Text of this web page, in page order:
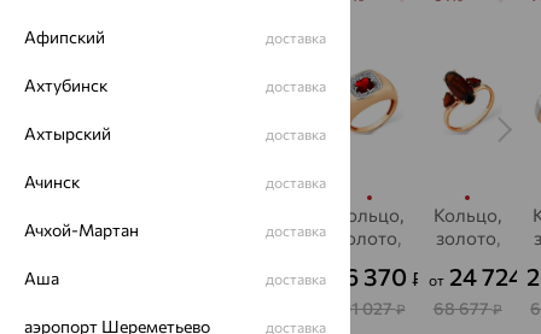
золото,
41 319
золото,
12 200
Кольцо,
золото,
MAGIC
STONES
36 370 ₽
101 027₽
Кольцо,
золото,
MAGIC
STONES
от 24 724 ₽
68 677₽
Афипский доставка
Ахтубинск доставка
Ахтырский доставка
Ачинск доставка
Ачхой-Мартан доставка
Аша доставка
аэропорт Шереметьево доставка